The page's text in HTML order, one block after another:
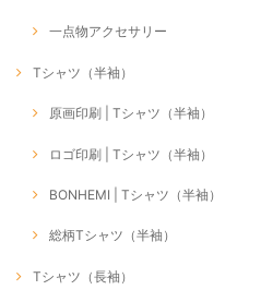
一点物アクセサリー
Tシャツ（半袖）
原画印刷 | Tシャツ（半袖）
ロゴ印刷 | Tシャツ（半袖）
BONHEMI | Tシャツ（半袖）
総柄Tシャツ（半袖）
Tシャツ（長袖）